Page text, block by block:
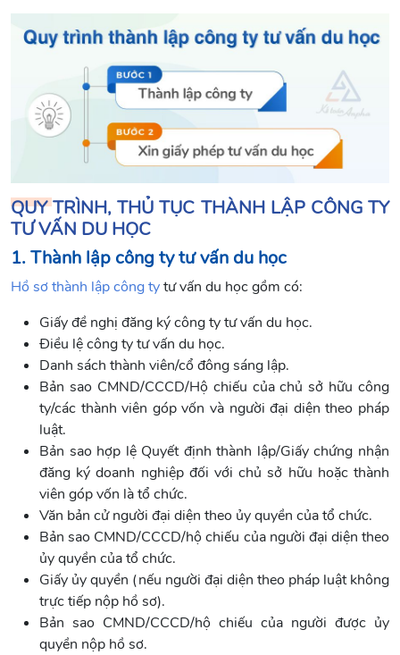
QUY TRÌNH, THỦ TỤC THÀNH LẬP CÔNG TY
TƯ VẤN DU HỌC
1. Thành lập công ty tư vấn du học
Hồ sơ thành lập công tytư vấn du học gồm có:
Giấy đề nghị đăng ký công ty tư vấn du học.
Điều lệ công ty tư vấn du học.
Danh sách thành viên/cổ đông sáng lập.
Bản sao CMND/CCCD/Hộ chiếu của chủ sở hữu công
ty/các thành viên góp vốn và người đại diện theo pháp
luật.
Bản sao hợp lệ Quyết định thành lập/Giấy chứng nhận
đăng ký doanh nghiệp đối với chủ sở hữu hoặc thành
viên góp vốn là tổ chức.
Văn bản cử người đại diện theo ủy quyền của tổ chức.
Bản sao CMND/CCCD/hộ chiếu của người đại diện theo
ủy quyền của tổ chức.
Giấy ủy quyền (nếu người đại diện theo pháp luật không
trực tiếp nộp hồ sơ).
Bản sao CMND/CCCD/hộ chiếu của người được ủy
quyền nộp hồ sơ.